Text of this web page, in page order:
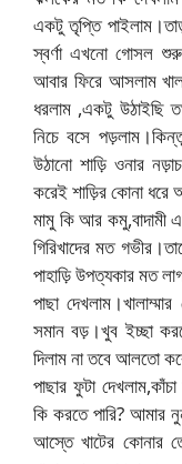
একটু তৃপ্তি
স্বর্ণা এখনো গোসল
আবার ফিরে আসলাম
ধরলাম ,একটু উঠাইছি
নিচে বসে
উঠানো শাড়ি ওনার
করেই শাড়ির কোনা ধরে
মামু কি আর কমু,বাদামী
গিরিখাদের মত
পাহাড়ি উপত্যকার মত
পাছা
সমান বড়।খুব ইচ্ছা
দিলাম না তবে আলতো
পাছার ফুটা
কি করতে পারি?
আস্তে খাটের কোনার